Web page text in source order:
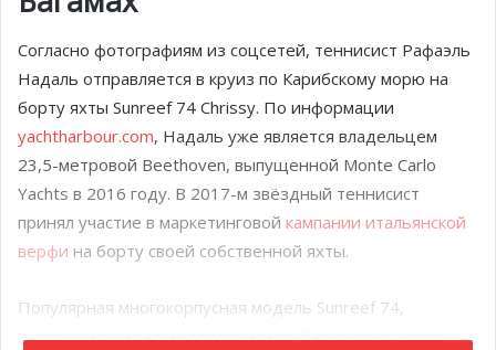
Согласно фотографиям из соцсетей, теннисист Рафаэль
Надаль отправляется в круиз по Карибскому морю на
борту яхты Sunreef 74 Chrissy. По информации
yachtharbour.com, Надаль уже является владельцем
23,5-метровой Beethoven, выпущенной Monte Carlo
Yachts в 2016 году. В 2017-м звёздный теннисист
принял участие в маркетинговой кампании итальянской
верфи на борту своей собственной яхты.
Популярная многокорпусная модель Sunreef 74,
выбранная Надалем для круиза по Карибскому морю,